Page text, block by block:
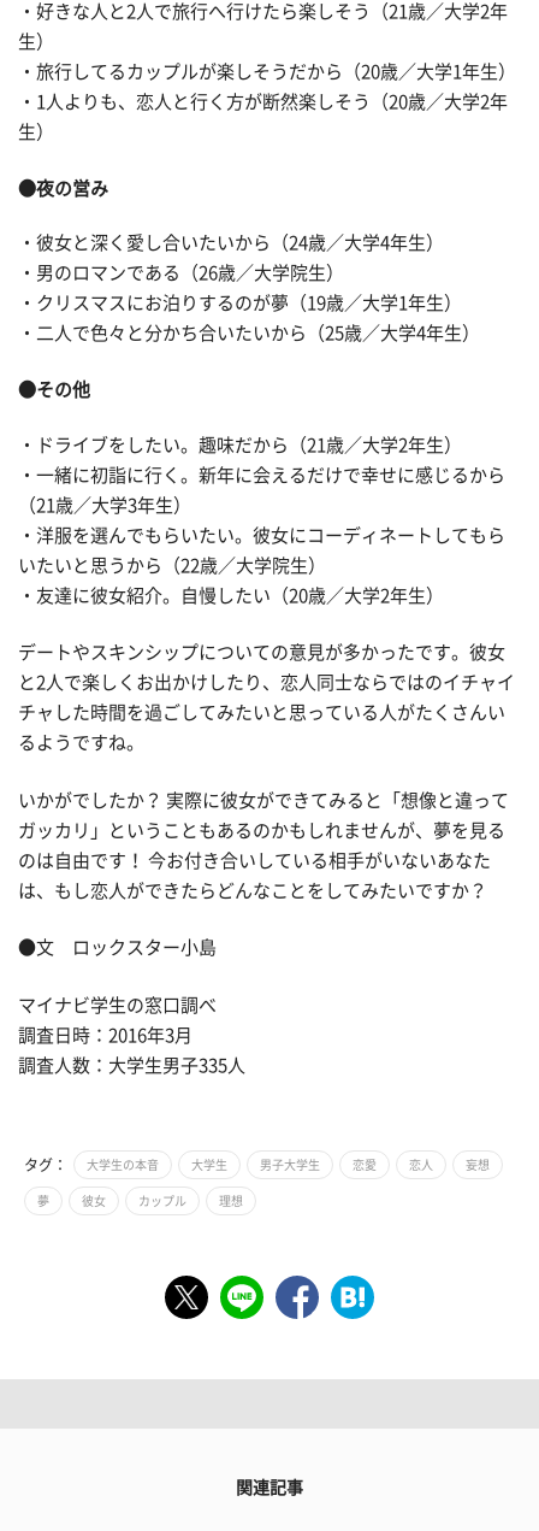
・好きな人と2人で旅行へ行けたら楽しそう（21歳／大学2年
生）
・旅行してるカップルが楽しそうだから（20歳／大学1年生）
・1人よりも、恋人と行く方が断然楽しそう（20歳／大学2年
生）
●夜の営み
・彼女と深く愛し合いたいから（24歳／大学4年生）
・男のロマンである（26歳／大学院生）
・クリスマスにお泊りするのが夢（19歳／大学1年生）
・二人で色々と分かち合いたいから（25歳／大学4年生）
●その他
・ドライブをしたい。趣味だから（21歳／大学2年生）
・一緒に初詣に行く。新年に会えるだけで幸せに感じるから
（21歳／大学3年生）
・洋服を選んでもらいたい。彼女にコーディネートしてもら
いたいと思うから（22歳／大学院生）
・友達に彼女紹介。自慢したい（20歳／大学2年生）
デートやスキンシップについての意見が多かったです。彼女
と2人で楽しくお出かけしたり、恋人同士ならではのイチャイ
チャした時間を過ごしてみたいと思っている人がたくさんい
るようですね。
いかがでしたか？ 実際に彼女ができてみると「想像と違って
ガッカリ」ということもあるのかもしれませんが、夢を見る
のは自由です！ 今お付き合いしている相手がいないあなた
は、もし恋人ができたらどんなことをしてみたいですか？
●文 ロックスター小島
マイナビ学生の窓口調べ
調査日時：2016年3月
調査人数：大学生男子335人
タグ： 大学生の本音 大学生 男子大学生 恋愛 恋人 妄想
夢 彼女 カップル 理想
関連記事